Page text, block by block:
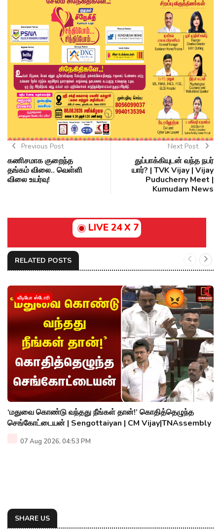
Previous Post
கணிசமாக குறைந்த
தங்கம் விலை.. வெள்ளி
விலை உயர்வு!
Next Post
துப்பாக்கியுடன் வந்த நபர்
யார்? | TVK Vijay | Vijay
Puducherry Meet |
Kumudam News
LIVE 24 X 7
RELATED POSTS
வீடியோ ஸ்டோரி
‘மதுவை கொண்டு வந்தது நீங்கள் தான்!’ கொதித்தெழுந்த
செங்கோட்டையன் | Sengottaiyan | CM Vijay|TNAssembly
07 Aug 2026, 04:53 PM
SHARE US